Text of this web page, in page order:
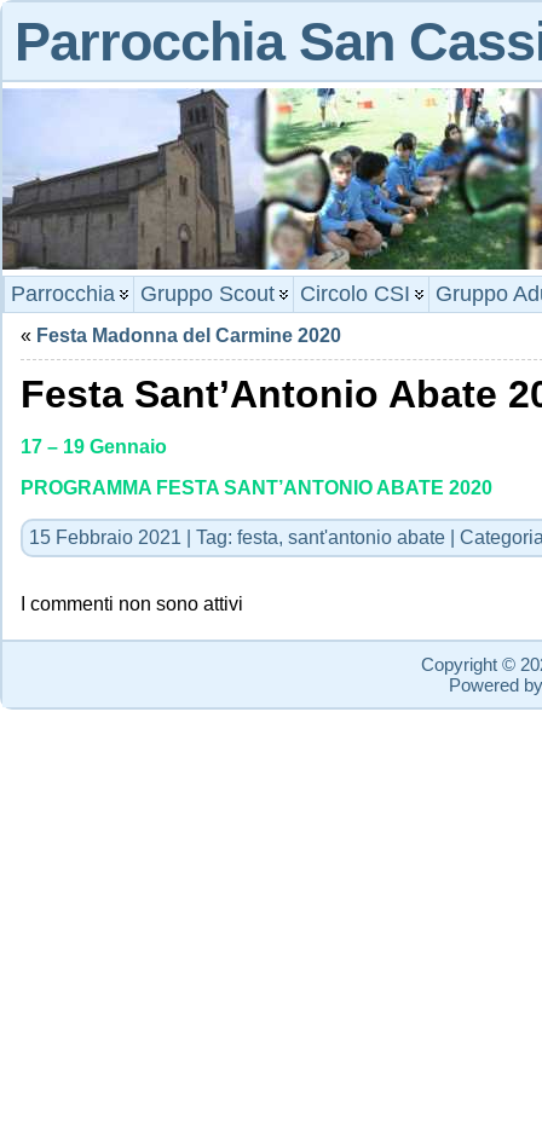
Parrocchia San
Parrocchia Gruppo Scout Circolo CSI Gruppo
« Festa Madonna del Carmine 2020
Festa Sant’Antonio Abate
17 – 19 Gennaio
PROGRAMMA FESTA SANT’ANTONIO ABATE 2020
15 Febbraio 2021 | Tag: festa, sant'antonio abate |
I commenti non sono attivi
Copyright ©
Powered